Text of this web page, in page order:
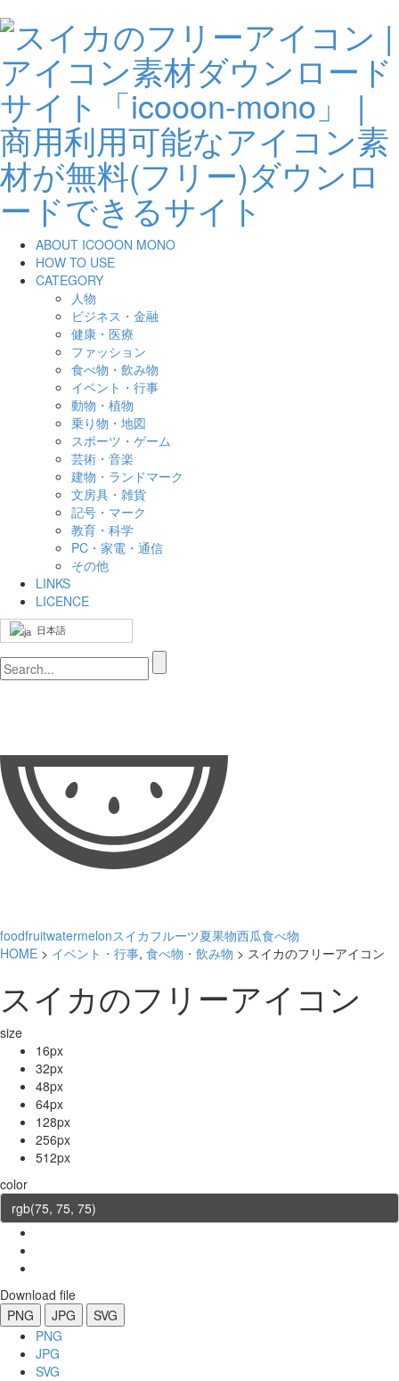
ABOUT ICOOON MONO
HOW TO USE
CATEGORY
人物
ビジネス・金融
健康・医療
ファッション
食べ物・飲み物
イベント・行事
動物・植物
乗り物・地図
スポーツ・ゲーム
芸術・音楽
建物・ランドマーク
文房具・雑貨
記号・マーク
教育・科学
PC・家電・通信
その他
LINKS
LICENCE
日本語
foodfruitwatermelonスイカフルーツ夏果物西瓜食べ物
HOME > イベント・行事, 食べ物・飲み物 > スイカのフリーアイコン
スイカのフリーアイコン
size
16px
32px
48px
64px
128px
256px
512px
color
Download file
PNG
JPG
SVG
PNG
JPG
SVG